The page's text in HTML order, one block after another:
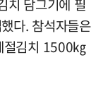
치 담그기에 필
다. 참석자들은
절김치 1500㎏